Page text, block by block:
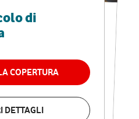
di
COPERTURA
DETTAGLI
+ VODAFONE CLUB
LA COPERTURA